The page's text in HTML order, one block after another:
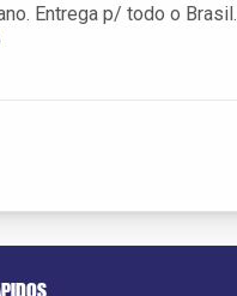
Entrega p/ todo o Brasil.